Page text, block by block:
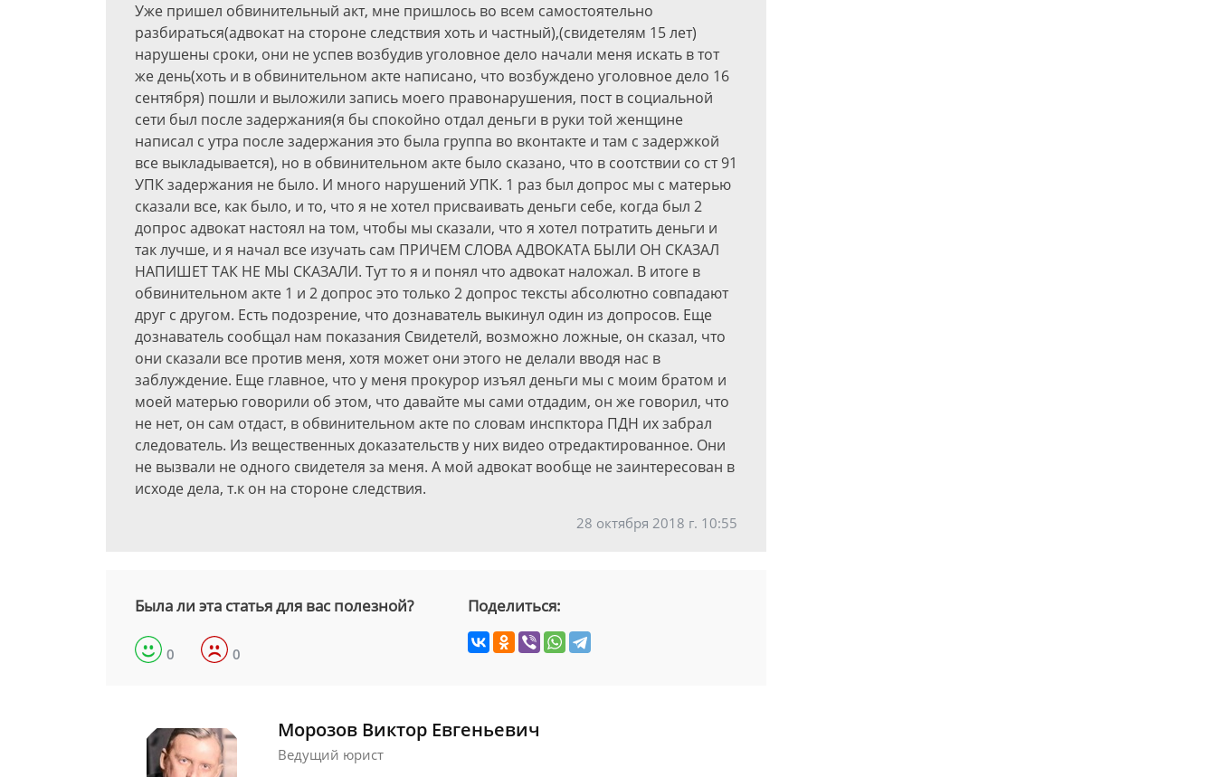
Уже пришел обвинительный акт, мне пришлось во всем самостоятельно
разбираться(адвокат на стороне следствия хоть и частный),(свидетелям 15 лет)
нарушены сроки, они не успев возбудив уголовное дело начали меня искать в тот
же день(хоть и в обвинительном акте написано, что возбуждено уголовное дело 16
сентября) пошли и выложили запись моего правонарушения, пост в социальной
сети был после задержания(я бы спокойно отдал деньги в руки той женщине
написал с утра после задержания это была группа во вконтакте и там с задержкой
все выкладывается), но в обвинительном акте было сказано, что в соотствии со ст 91
УПК задержания не было. И много нарушений УПК. 1 раз был допрос мы с матерью
сказали все, как было, и то, что я не хотел присваивать деньги себе, когда был 2
допрос адвокат настоял на том, чтобы мы сказали, что я хотел потратить деньги и
так лучше, и я начал все изучать сам ПРИЧЕМ СЛОВА АДВОКАТА БЫЛИ ОН СКАЗАЛ
НАПИШЕТ ТАК НЕ МЫ СКАЗАЛИ. Тут то я и понял что адвокат наложал. В итоге в
обвинительном акте 1 и 2 допрос это только 2 допрос тексты абсолютно совпадают
друг с другом. Есть подозрение, что дознаватель выкинул один из допросов. Еще
дознаватель сообщал нам показания Свидетелй, возможно ложные, он сказал, что
они сказали все против меня, хотя может они этого не делали вводя нас в
заблуждение. Еще главное, что у меня прокурор изъял деньги мы с моим братом и
моей матерью говорили об этом, что давайте мы сами отдадим, он же говорил, что
не нет, он сам отдаст, в обвинительном акте по словам инспктора ПДН их забрал
следователь. Из вещественных доказательств у них видео отредактированное. Они
не вызвали не одного свидетеля за меня. А мой адвокат вообще не заинтересован в
исходе дела, т.к он на стороне следствия.
28 октября 2018 г. 10:55
Была ли эта статья для вас полезной?
0 0
Поделиться:
Морозов Виктор Евгеньевич
Ведущий юрист